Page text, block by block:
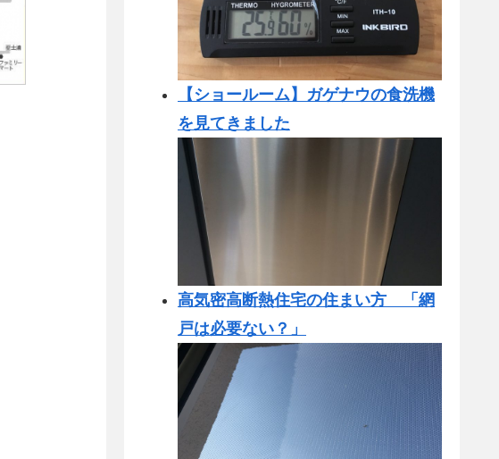
【ショールーム】ガゲナウの食洗機
を見てきました
高気密高断熱住宅の住まい方 「網
戸は必要ない？」